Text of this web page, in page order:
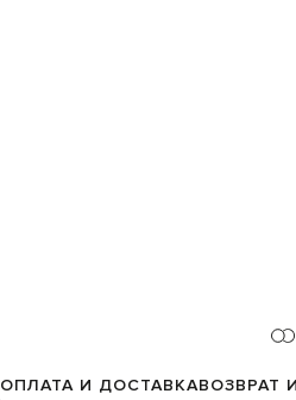
ОПЛАТА И ДОСТАВКАВОЗВРАТ